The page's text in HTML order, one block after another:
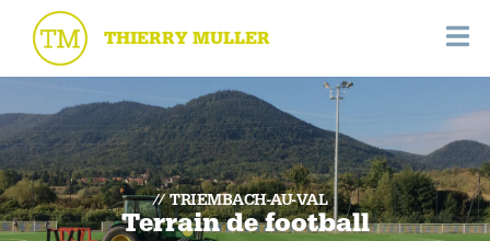
THIERRY MULLER
TRIEMBACH-AU-VAL
Terrain de football